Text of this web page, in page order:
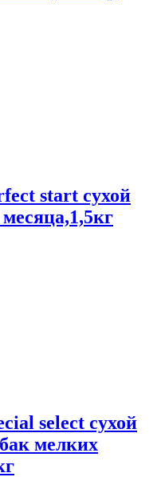
start сухой
select сухой
мелких